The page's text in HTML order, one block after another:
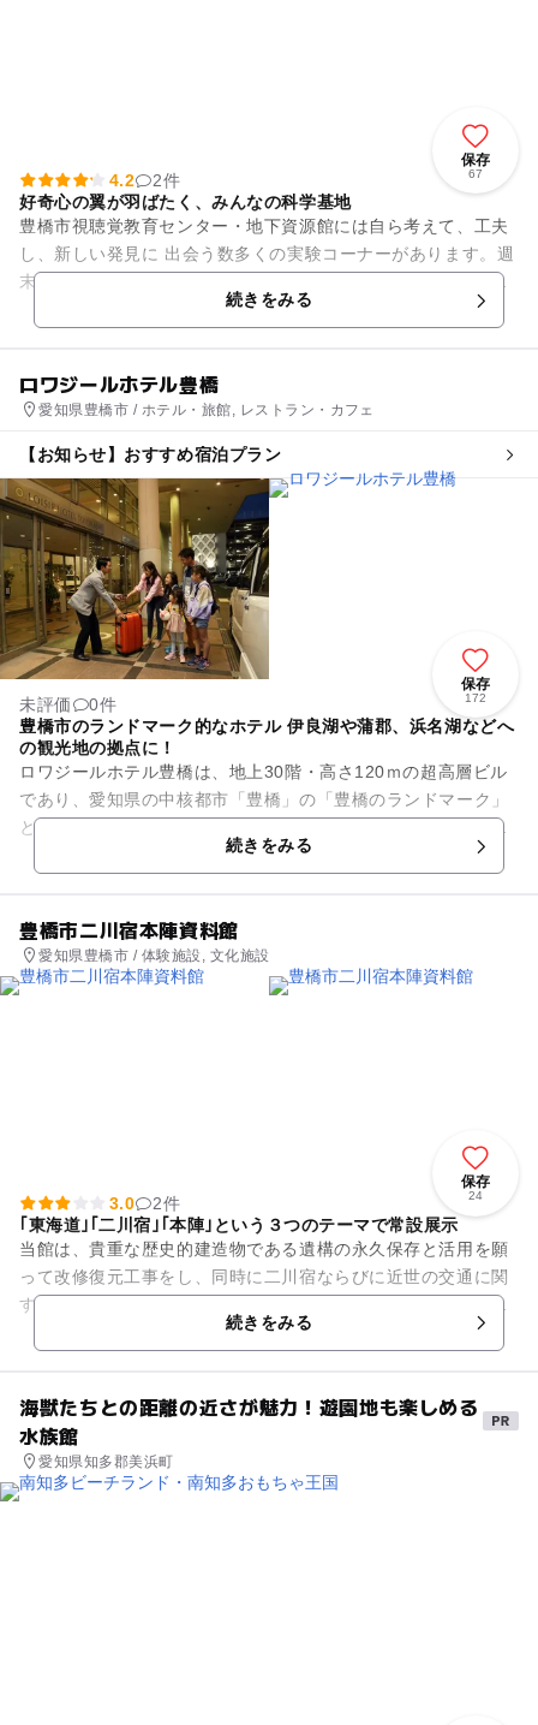
保存
67
4.2
2件
好奇心の翼が羽ばたく、みんなの科学基地
豊橋市視聴覚教育センター・地下資源館には自ら考えて、工夫
し、新しい発見に 出会う数多くの実験コーナーがあります。週
末の実験ショーやワークショップでは当たり前に思える生活の
身近な疑問を、子どもと一...続きをみる
ロワジールホテル豊橋
愛知県豊橋市 / ホテル・旅館, レストラン・カフェ
【お知らせ】おすすめ宿泊プラン
保存
172
未評価
0件
豊橋市のランドマーク的なホテル 伊良湖や蒲郡、浜名湖などへ
の観光地の拠点に！
ロワジールホテル豊橋は、地上30階・高さ120ｍの超高層ビル
であり、愛知県の中核都市「豊橋」の「豊橋のランドマーク」
と呼ばれるホテルです。映画館などのアミューズメント施設
と、MEGAドン・キホー...続きをみる
豊橋市二川宿本陣資料館
愛知県豊橋市 / 体験施設, 文化施設
保存
24
3.0
2件
｢東海道｣｢二川宿｣｢本陣｣という３つのテーマで常設展示
当館は、貴重な歴史的建造物である遺構の永久保存と活用を願
って改修復元工事をし、同時に二川宿ならびに近世の交通に関
する資料を展示する資料館を建設し、二川宿本陣資料館として
開館しました。高貴な人の宿...続きをみる
海獣たちとの距離の近さが魅力！遊園地も楽しめる
水族館
愛知県知多郡美浜町